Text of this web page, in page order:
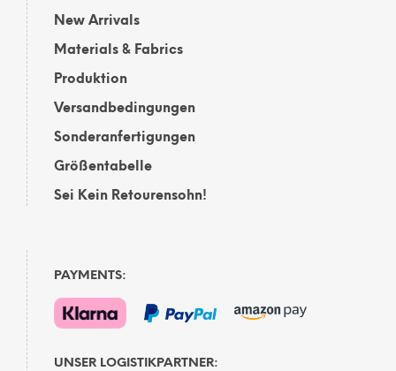
New Arrivals
Materials & Fabrics
Produktion
Versandbedingungen
Sonderanfertigungen
Größentabelle
Sei Kein Retourensohn!
PAYMENTS:
UNSER LOGISTIKPARTNER: